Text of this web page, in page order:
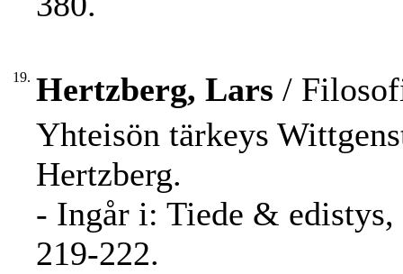
19. Hertzberg, Lars /
Yhteisön tärkeys
Hertzberg.
- Ingår i: Tiede &
219-222.